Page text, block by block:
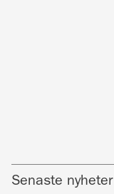
Senaste nyheter